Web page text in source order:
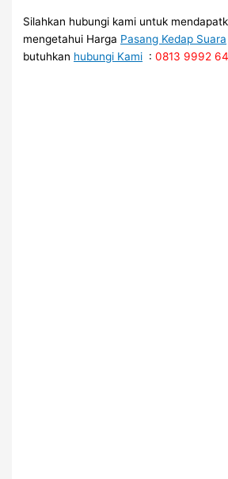
Silahkan hubungi kami untuk
mengetahui Harga Pasang Kedap Suara
butuhkan hubungi Kami :0813 9992